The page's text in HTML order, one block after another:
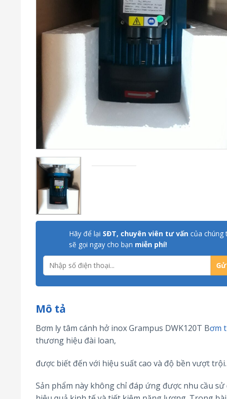
Hãy để lại SĐT, chuyên viên tư vấn của chúng
sẽ gọi ngay cho bạn miễn phí!
Mô tả
Bơm ly tâm cánh hở inox Grampus DWK120T Bơm
thương hiệu đài loan,
được biết đến với hiệu suất cao và độ bền vượt trội.
Sản phẩm này không chỉ đáp ứng được nhu cầu